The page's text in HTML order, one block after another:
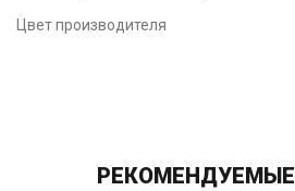
Цвет производителя